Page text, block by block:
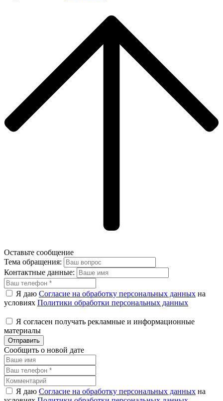
Оставьте сообщение
Тема обращения:
Контактные данные:
Я даю Согласие на обработку персональных данных на
условиях Политики обработки персональных данных
Я согласен получать рекламные и информационные
материалы
Отправить
Сообщить о новой дате
Я даю Согласие на обработку персональных данных на